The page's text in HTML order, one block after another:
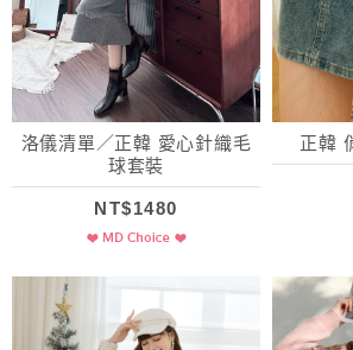
洛儀清單／正韓 愛心針織毛
球套裝
NT$1480
正韓